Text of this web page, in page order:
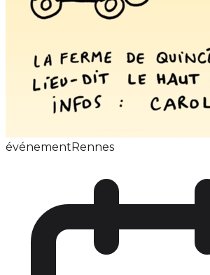
événementRennes